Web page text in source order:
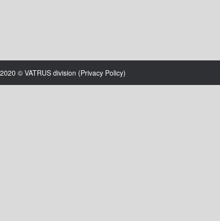
2020 © VATRUS division (Privacy Policy)